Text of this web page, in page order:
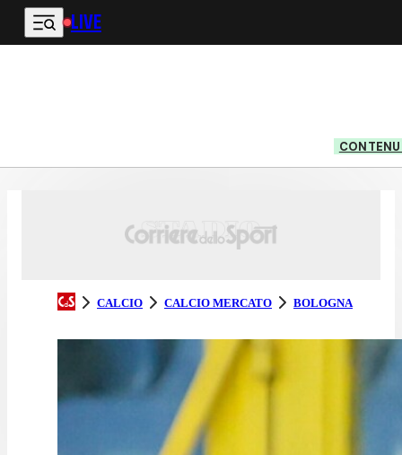
Vai al contenuto principale
LIVE
CALCIO CALCIO MERCATO BOLOGNA